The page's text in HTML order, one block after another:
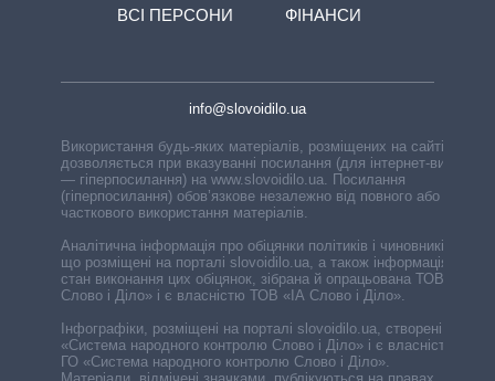
ВСІ ПЕРСОНИ
ФІНАНСИ
info@slovoidilo.ua
Використання будь-яких матеріалів, розміщених на сайті,
дозволяється при вказуванні посилання (для інтернет-видань
— гіперпосилання) на www.slovoidilo.ua. Посилання
(гіперпосилання) обов’язкове незалежно від повного або
часткового використання матеріалів.
Аналітична інформація про обіцянки політиків і чиновників,
що розміщені на порталі slovoidilo.ua, а також інформація про
стан виконання цих обіцянок, зібрана й опрацьована ТОВ «ІА
Слово і Діло» і є власністю ТОВ «ІА Слово і Діло».
Інфографіки, розміщені на порталі slovoidilo.ua, створені ГО
«Система народного контролю Слово і Діло» і є власністю
ГО «Система народного контролю Слово і Діло».